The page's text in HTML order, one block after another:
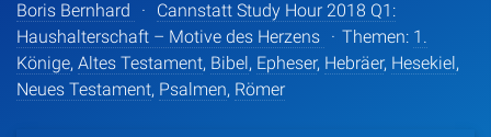
Boris Bernhard ·
Cannstatt Study Hour 2018 Q1:
Haushalterschaft – Motive des Herzens · Themen: 1.
Könige, Altes Testament, Bibel, Epheser, Hebräer, Hesekiel,
Neues Testament, Psalmen, Römer
Themen